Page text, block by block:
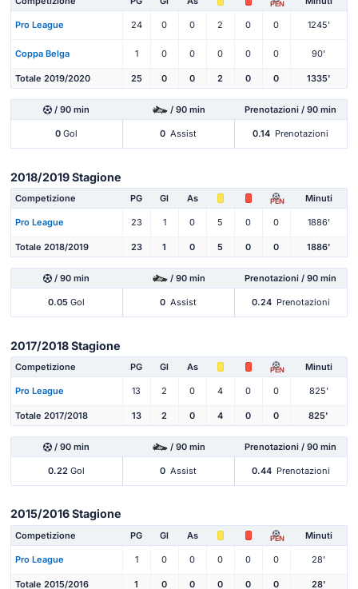
PEN
Pro League 24 0 0 2 0 0 1245'
Coppa Belga 1 0 0 0 0 0 90'
Totale 2019/2020 25 0 0 2 0 0 1335'
/ 90 min / 90 min Prenotazioni / 90 min
0 Gol 0 Assist 0.14 Prenotazioni
2018/2019 Stagione
Competizione PG Gl As PEN Minuti
Pro League 23 1 0 5 0 0 1886'
Totale 2018/2019 23 1 0 5 0 0 1886'
/ 90 min / 90 min Prenotazioni / 90 min
0.05 Gol 0 Assist 0.24 Prenotazioni
2017/2018 Stagione
Competizione PG Gl As PEN Minuti
Pro League 13 2 0 4 0 0 825'
Totale 2017/2018 13 2 0 4 0 0 825'
/ 90 min / 90 min Prenotazioni / 90 min
0.22 Gol 0 Assist 0.44 Prenotazioni
2015/2016 Stagione
Competizione PG Gl As PEN Minuti
Pro League 1 0 0 0 0 0 28'
Totale 2015/2016 1 0 0 0 0 0 28'